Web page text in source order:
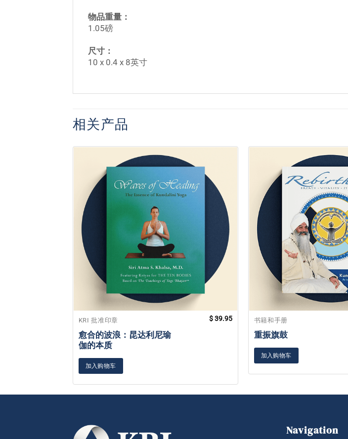
物品重量：
1.05磅
尺寸：
10 x 0.4 x 8英寸
相关产品
KRI 批准印章
愈合的波浪：昆达利尼瑜
伽的本质
$39.95
加入购物车
书籍和手册
重振旗鼓
加入购物车
Navigation